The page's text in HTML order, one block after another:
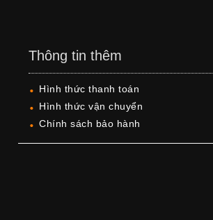
Thông tin thêm
Hình thức thanh toán
Hình thức vận chuyển
Chính sách bảo hành